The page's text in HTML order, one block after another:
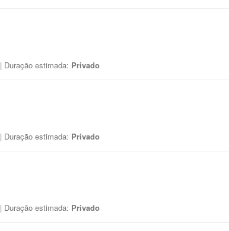
| Duração estimada: Privado
| Duração estimada: Privado
| Duração estimada: Privado